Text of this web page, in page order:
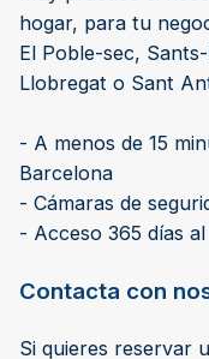
hogar, para tu
El Poble-sec,
Llobregat o Sant
- A menos de 15
Barcelona
- Cámaras de
- Acceso 365 días
Contacta con
Si quieres reservar